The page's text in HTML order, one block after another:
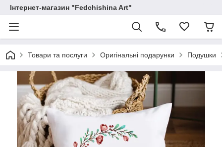
Інтернет-магазин "Fedchishina Art"
Товари та послуги Оригінальні подарунки Подушки